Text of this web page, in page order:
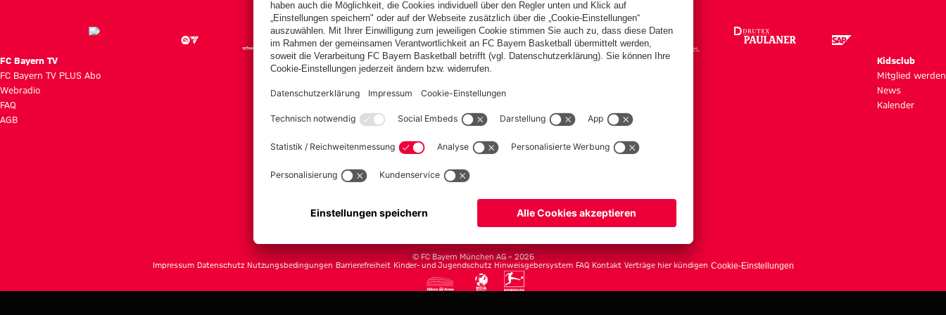
FC Bayern TV
FC Bayern TV PLUS Abo
Webradio
FAQ
AGB
FC Bayern.com
Teams
Fanwelt
Museum
Kidsclub
Mitglied werden
News
Kalender
fcbayern.com Basketball Allianz Arena Media Center Jobs FC Bayern Tours
© FC Bayern München AG – 2026
Impressum Datenschutz Nutzungsbedingungen Barrierefreiheit Kinder- und Jugendschutz Hinweisgebersystem FAQ Kontakt Verträge hier kündigen Cookie-Einstellungen